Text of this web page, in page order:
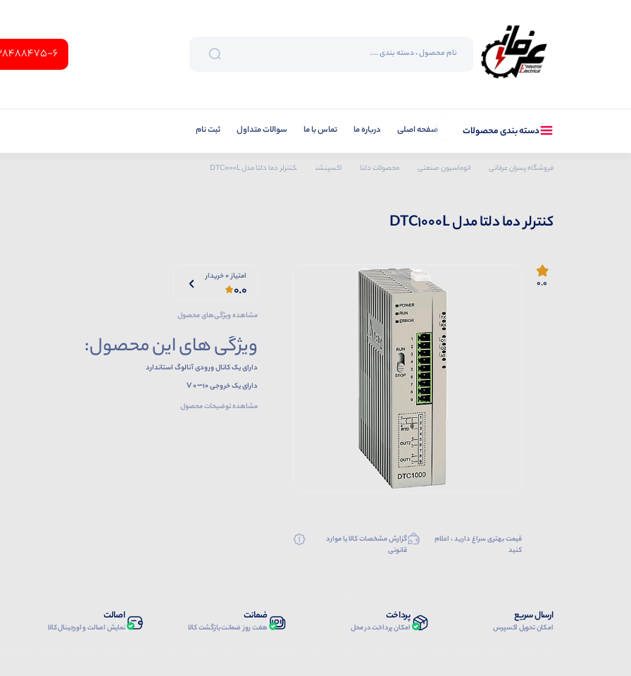
6
دسته بندی محصولات صفحه اصلی درباره ما تماس با ما سوالات متداول ثبت نام
فروشگاه پسران عرفانی اتوماسیون صنعتی محصولات دلتا اکسپنشن کنترلر دما دلتا مدل DTC1000L
کنترلر دما دلتا مدل DTC1000L
0.0
قیمت بهتری سراغ دارید ، اعلام
کنید
گزارش مشخصات کالا یا موارد
قانونی
امتیاز 0 خریدار
0.0
مشاهده ویژگی‌های محصول
ویژگی های این محصول:
دارای یک کانال ورودی آنالوگ استاندارد
دارای یک خروجی 10∼0 V
مشاهده توضیحات محصول
ارسال سریع
امکان تحویل اکسپرس
پرداخت
امکان پرداخت در محل
ضمانت
هفت روز ضمانت بازگشت کالا
اصالت
نمایش اصالت و اورجینال کالا